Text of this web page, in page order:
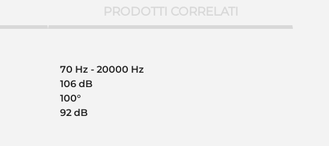
PRODOTTI CORRELATI
70 Hz - 20000 Hz
106 dB
100°
92 dB